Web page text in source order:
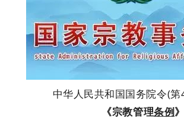
中华人民共和国国务院令(
《宗教管理条例》